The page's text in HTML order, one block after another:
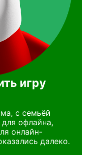
игру
с семьёй
офлайна,
онлайн-
далеко.